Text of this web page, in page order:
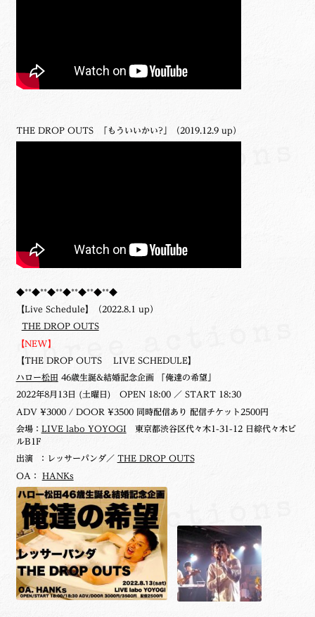
THE DROP OUTS 「もういいかい?」（2019.12.9 up）
◆**◆**◆**◆**◆**◆**◆
【Live Schedule】（2022.8.1 up）
THE DROP OUTS
【NEW】
【THE DROP OUTS LIVE SCHEDULE】
ハロー松田 46歳生誕&結婚記念企画 「俺達の希望」
2022年8月13日 (土曜日) OPEN 18:00 ／ START 18:30
ADV ¥3000 / DOOR ¥3500 同時配信あり 配信チケット2500円
会場： LIVE labo YOYOGI 東京都渋谷区代々木1-31-12 日綜代々木ビ
ルB1F
出演 ：レッサーパンダ／ THE DROP OUTS
OA： HANKs